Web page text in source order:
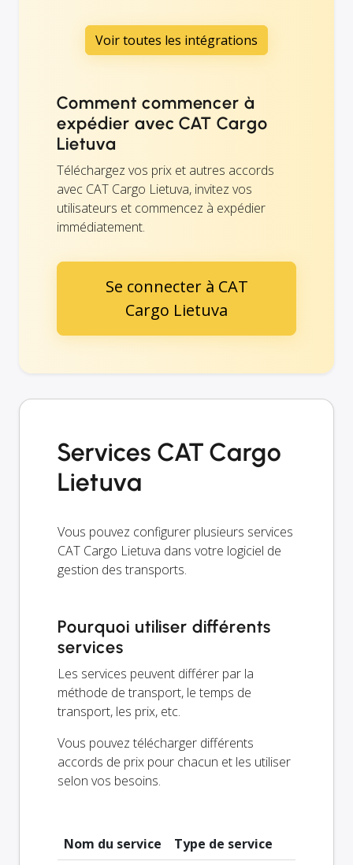
Voir toutes les intégrations
Comment commencer à
expédier avec CAT Cargo
Lietuva
Téléchargez vos prix et autres accords
avec CAT Cargo Lietuva, invitez vos
utilisateurs et commencez à expédier
immédiatement.
Se connecter à CAT
Cargo Lietuva
Services CAT Cargo
Lietuva
Vous pouvez configurer plusieurs services
CAT Cargo Lietuva dans votre logiciel de
gestion des transports.
Pourquoi utiliser différents
services
Les services peuvent différer par la
méthode de transport, le temps de
transport, les prix, etc.
Vous pouvez télécharger différents
accords de prix pour chacun et les utiliser
selon vos besoins.
Nom du service
Type de service